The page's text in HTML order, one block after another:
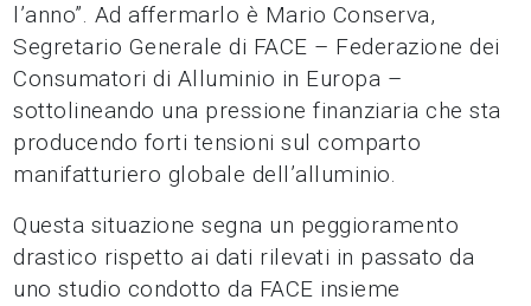
l’anno”. Ad affermarlo è Mario Conserva,
Segretario Generale di FACE – Federazione dei
Consumatori di Alluminio in Europa –
sottolineando una pressione finanziaria che sta
producendo forti tensioni sul comparto
manifatturiero globale dell’alluminio.
Questa situazione segna un peggioramento
drastico rispetto ai dati rilevati in passato da
uno studio condotto da FACE insieme